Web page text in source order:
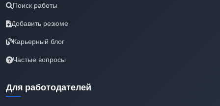
Поиск работы
Добавить резюме
Карьерный блог
Частые вопросы
Для работодателей